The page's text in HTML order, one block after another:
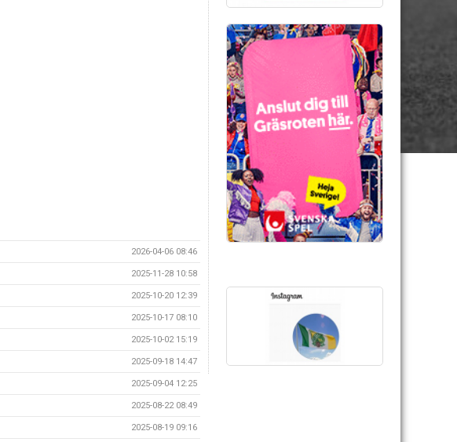
2026-04-06 08:46
2025-11-28 10:58
2025-10-20 12:39
2025-10-17 08:10
2025-10-02 15:19
2025-09-18 14:47
2025-09-04 12:25
2025-08-22 08:49
2025-08-19 09:16